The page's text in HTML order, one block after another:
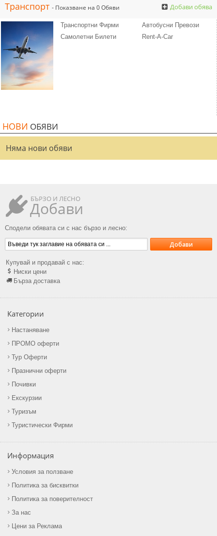
Транспорт - Показване на 0 Обяви Добави обява
Транспортни Фирми
Автобусни Превози
Самолетни Билети
Rent-A-Car
НОВИ ОБЯВИ
Няма нови обяви
БЪРЗО И ЛЕСНО
Добави
Сподели обявата си с нас бързо и лесно:
Купувай и продавай с нас:
Ниски цени
Бърза доставка
Категории
Настаняване
ПРОМО оферти
Тур Оферти
Празнични оферти
Почивки
Екскурзии
Туризъм
Туристически Фирми
Информация
Условия за ползване
Политика за бисквитки
Политика за поверителност
За нас
Цени за Реклама